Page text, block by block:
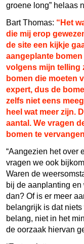
groene long” helaas
Bart Thomas: “Het
die mij erop
de site een kijkje
aangeplante
volgens mijn telling
bomen die moeten
expert, dus de
zelfs niet eens
heel wat meer zijn.
aantal. We vragen
bomen te
“Aangezien het over
vragen we ook
Waren de
bij de aanplanting
dan? Of is er meer
belangrijk is dat
belang, niet in het
de oorzaak hiervan